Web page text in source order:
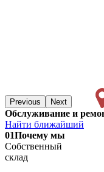
Previous Next
Обслуживание и
Найти ближайший
01Почему мы
Собственный
склад